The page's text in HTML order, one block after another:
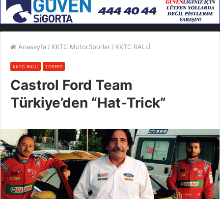
Anasayfa / KKTC MotorSporlar / KKTC RALLİ
KKTC RALLİ TOSFED
Castrol Ford Team
Türkiye’den “Hat-Trick”